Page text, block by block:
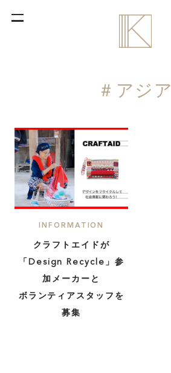
TOP
＃アジア
INFORMATION
クラフトエイドが
「Design Recycle」参
加メーカーと
ボランティアスタッフを
募集